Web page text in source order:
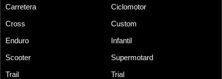
Carretera Ciclomotor
Cross Custom
Enduro Infantil
Scooter Supermotard
Trail Trial